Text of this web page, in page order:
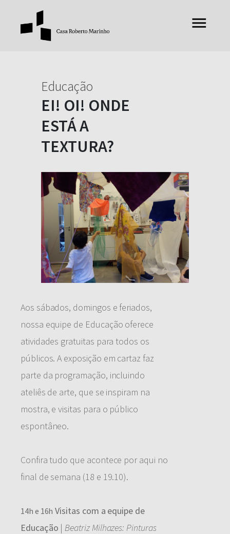
Educação
EI! OI! ONDE
ESTÁ A
TEXTURA?
Aos sábados, domingos e feriados,
nossa equipe de Educação oferece
atividades gratuitas para todos os
públicos. A exposição em cartaz faz
parte da programação, incluindo
ateliês de arte, que se inspiram na
mostra, e visitas para o público
espontâneo.
Confira tudo que acontece por aqui no
final de semana (18 e 19.10).
14h e 16h Visitas com a equipe de
Educação |Beatriz Milhazes: Pinturas